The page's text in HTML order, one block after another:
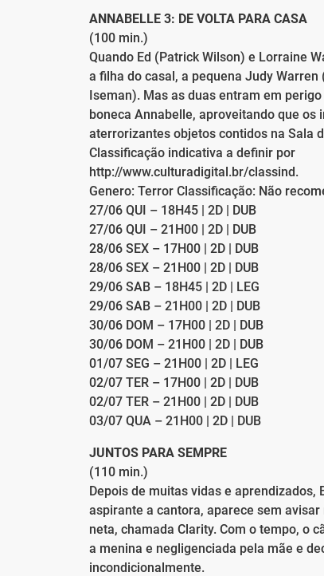
ANNABELLE 3: DE VOLTA PARA CASA
(100 min.)
Quando Ed (Patrick Wilson) e Lorraine
a filha do casal, a pequena Judy
Iseman). Mas as duas entram em
boneca Annabelle, aproveitando que
aterrorizantes objetos contidos na Sala
Classificação indicativa a definir por
http://www.culturadigital.br/classind.
Genero: Terror Classificação: Não
27/06 QUI – 18H45 | 2D | DUB
27/06 QUI – 21H00 | 2D | DUB
28/06 SEX – 17H00 | 2D | DUB
28/06 SEX – 21H00 | 2D | DUB
29/06 SAB – 18H45 | 2D | LEG
29/06 SAB – 21H00 | 2D | DUB
30/06 DOM – 17H00 | 2D | DUB
30/06 DOM – 21H00 | 2D | DUB
01/07 SEG – 21H00 | 2D | LEG
02/07 TER – 17H00 | 2D | DUB
02/07 TER – 21H00 | 2D | DUB
03/07 QUA – 21H00 | 2D | DUB
JUNTOS PARA SEMPRE
(110 min.)
Depois de muitas vidas e aprendizados,
aspirante a cantora, aparece sem
neta, chamada Clarity. Com o tempo, o
a menina e negligenciada pela mãe e
incondicionalmente.